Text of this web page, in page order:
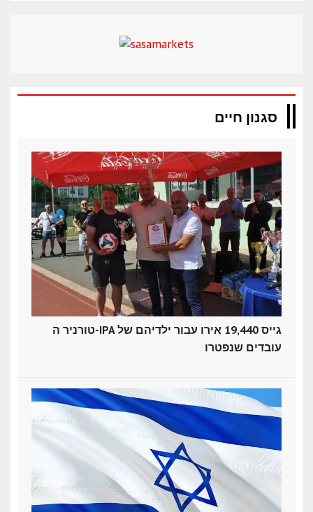
סגנון חיים
טורניר ה-IPA גייס 19,440 אירו עבור ילדיהם של
עובדים שנפטרו